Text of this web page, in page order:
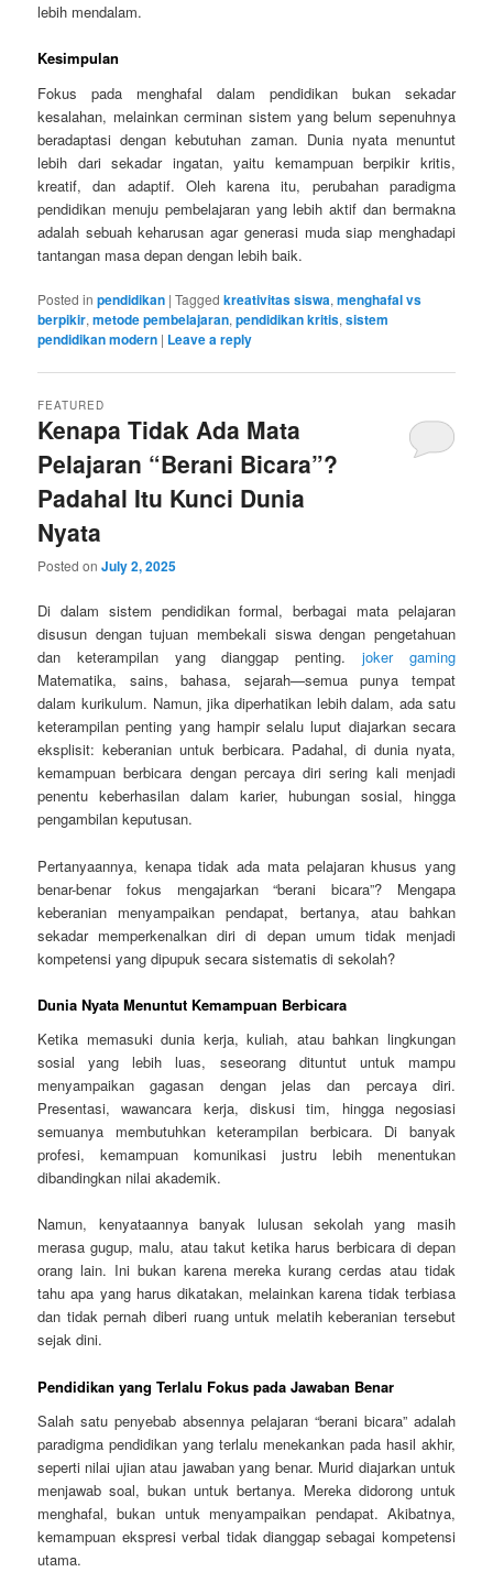
lebih mendalam.
Kesimpulan
Fokus pada menghafal dalam pendidikan bukan sekadar
kesalahan, melainkan cerminan sistem yang belum sepenuhnya
beradaptasi dengan kebutuhan zaman. Dunia nyata menuntut
lebih dari sekadar ingatan, yaitu kemampuan berpikir kritis,
kreatif, dan adaptif. Oleh karena itu, perubahan paradigma
pendidikan menuju pembelajaran yang lebih aktif dan bermakna
adalah sebuah keharusan agar generasi muda siap menghadapi
tantangan masa depan dengan lebih baik.
Posted in pendidikan |Tagged kreativitas siswa,menghafal vs
berpikir,metode pembelajaran,pendidikan kritis,sistem
pendidikan modern | Leave a reply
Kenapa Tidak Ada Mata
Pelajaran “Berani Bicara”?
Padahal Itu Kunci Dunia
Nyata
FEATURED
Posted onJuly 2, 2025
Di dalam sistem pendidikan formal, berbagai mata pelajaran
disusun dengan tujuan membekali siswa dengan pengetahuan
dan keterampilan yang dianggap penting.joker gaming
Matematika, sains, bahasa, sejarah—semua punya tempat
dalam kurikulum. Namun, jika diperhatikan lebih dalam, ada satu
keterampilan penting yang hampir selalu luput diajarkan secara
eksplisit: keberanian untuk berbicara. Padahal, di dunia nyata,
kemampuan berbicara dengan percaya diri sering kali menjadi
penentu keberhasilan dalam karier, hubungan sosial, hingga
pengambilan keputusan.
Pertanyaannya, kenapa tidak ada mata pelajaran khusus yang
benar-benar fokus mengajarkan “berani bicara”? Mengapa
keberanian menyampaikan pendapat, bertanya, atau bahkan
sekadar memperkenalkan diri di depan umum tidak menjadi
kompetensi yang dipupuk secara sistematis di sekolah?
Dunia Nyata Menuntut Kemampuan Berbicara
Ketika memasuki dunia kerja, kuliah, atau bahkan lingkungan
sosial yang lebih luas, seseorang dituntut untuk mampu
menyampaikan gagasan dengan jelas dan percaya diri.
Presentasi, wawancara kerja, diskusi tim, hingga negosiasi
semuanya membutuhkan keterampilan berbicara. Di banyak
profesi, kemampuan komunikasi justru lebih menentukan
dibandingkan nilai akademik.
Namun, kenyataannya banyak lulusan sekolah yang masih
merasa gugup, malu, atau takut ketika harus berbicara di depan
orang lain. Ini bukan karena mereka kurang cerdas atau tidak
tahu apa yang harus dikatakan, melainkan karena tidak terbiasa
dan tidak pernah diberi ruang untuk melatih keberanian tersebut
sejak dini.
Pendidikan yang Terlalu Fokus pada Jawaban Benar
Salah satu penyebab absennya pelajaran “berani bicara” adalah
paradigma pendidikan yang terlalu menekankan pada hasil akhir,
seperti nilai ujian atau jawaban yang benar. Murid diajarkan untuk
menjawab soal, bukan untuk bertanya. Mereka didorong untuk
menghafal, bukan untuk menyampaikan pendapat. Akibatnya,
kemampuan ekspresi verbal tidak dianggap sebagai kompetensi
utama.